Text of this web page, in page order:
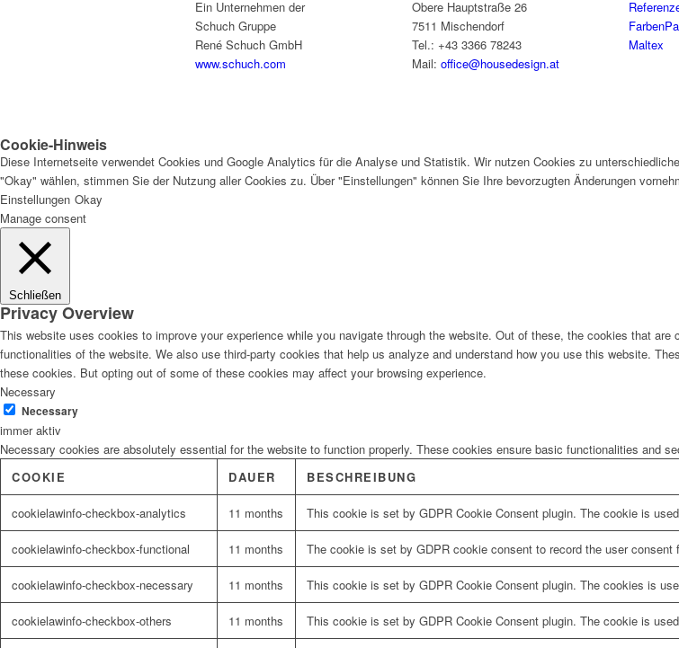
Ein Unternehmen der
Schuch Gruppe
René Schuch GmbH
www.schuch.com
Obere Hauptstraße 26
7511 Mischendorf
Tel.: +43 3366 78243
Mail:office@housedesign.at
Maltex
Cookie-Hinweis
Diese Internetseite verwendet Cookies und Google Analytics für die Analyse und Statistik. Wir nutzen Cookies zu
"Okay" wählen, stimmen Sie der Nutzung aller Cookies zu. Über "Einstellungen" können Sie Ihre bevorzugten Änderungen
Einstellungen Okay
Manage consent
Schließen
Privacy Overview
This website uses cookies to improve your experience while you navigate through the website. Out of these, the cookies that
functionalities of the website. We also use third-party cookies that help us analyze and understand how you use this website.
these cookies. But opting out of some of these cookies may affect your browsing experience.
Necessary
Necessary
immer aktiv
Necessary cookies are absolutely essential for the website to function properly. These cookies ensure basic functionalities and
COOKIE
DAUER BESCHREIBUNG
cookielawinfo-checkbox-analytics 11 months This cookie is set by GDPR Cookie Consent plugin. The cookie is
cookielawinfo-checkbox-functional 11 months The cookie is set by GDPR cookie consent to record the user
cookielawinfo-checkbox-necessary 11 months This cookie is set by GDPR Cookie Consent plugin. The cookies is
cookielawinfo-checkbox-others 11 months This cookie is set by GDPR Cookie Consent plugin. The cookie is